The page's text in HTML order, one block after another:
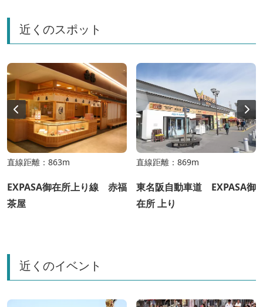
近くのスポット
直線距離：863m
EXPASA御在所上り線 赤福
茶屋
直線距離：869m
東名阪自動車道 EXPASA御
在所 上り
近くのイベント